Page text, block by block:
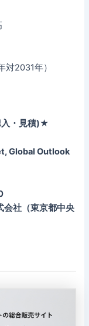
対2031年）
入・見積)★
Global Outlook
会社（東京都中央